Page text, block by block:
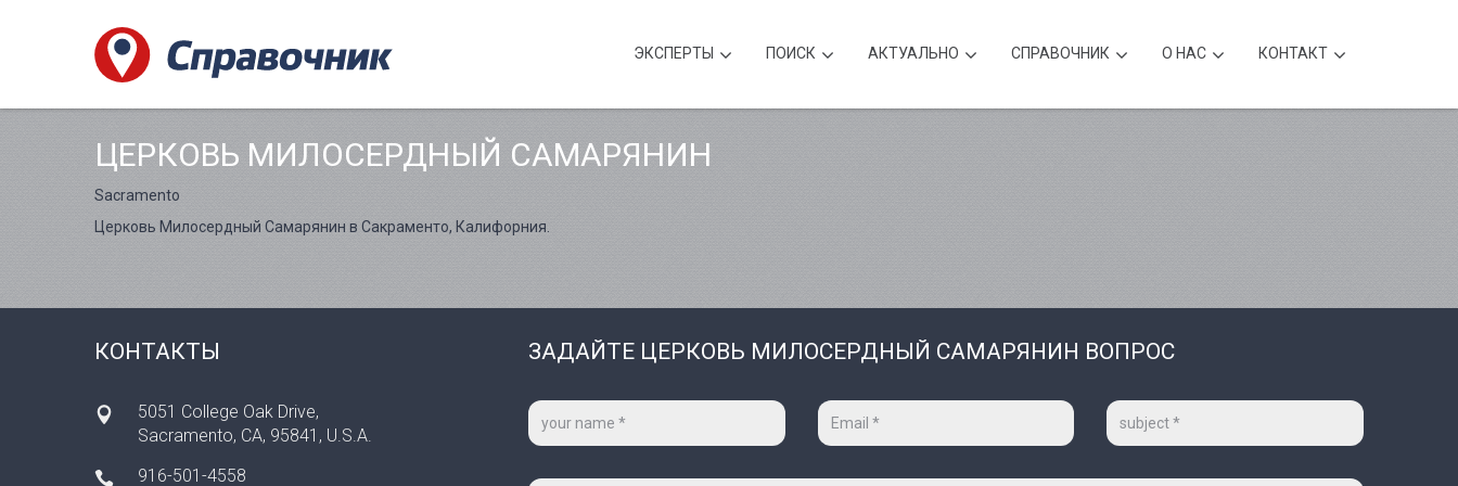
ЭКСПЕРТЫ ПОИСК АКТУАЛЬНО CПРАВОЧНИК О НАС КОНТАКТ
ЦЕРКОВЬ МИЛОСЕРДНЫЙ САМАРЯНИН
Sacramento
Церковь Милосердный Самарянин в Сакраменто, Калифорния.
КОНТАКТЫ
5051 College Oak Drive,
Sacramento, CA, 95841, U.S.A.
916-501-4558
ЗАДАЙТЕ ЦЕРКОВЬ МИЛОСЕРДНЫЙ САМАРЯНИН ВОПРОС
Ваше
имя
Ваш
mail
Тема